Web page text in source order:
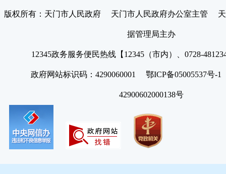
版权所有：天门市人民政府 天门市人民政府办公室主管 天
据管理局主办
12345政务服务便民热线【12345（市内）、0728-
政府网站标识码：4290060001 鄂ICP备05005537号
42900602000138号